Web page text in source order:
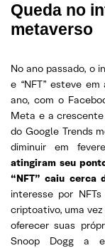
Queda no
metaverso
No ano passado, o
e “NFT” esteve
ano, com o
Meta e a crescente
do Google Trends
diminuir em
atingiram seu
“NFT” caiu cerca
interesse por
criptoativo, uma
oferecer suas
Snoop Dogg a